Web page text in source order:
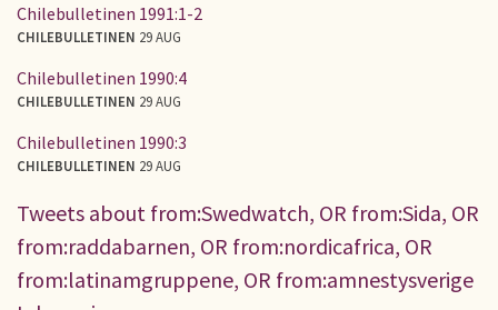
Chilebulletinen 1991:1-2
CHILEBULLETINEN 29 AUG
Chilebulletinen 1990:4
CHILEBULLETINEN 29 AUG
Chilebulletinen 1990:3
CHILEBULLETINEN 29 AUG
Tweets about from:Swedwatch, OR from:Sida, OR
from:raddabarnen, OR from:nordicafrica, OR
from:latinamgruppene, OR from:amnestysverige